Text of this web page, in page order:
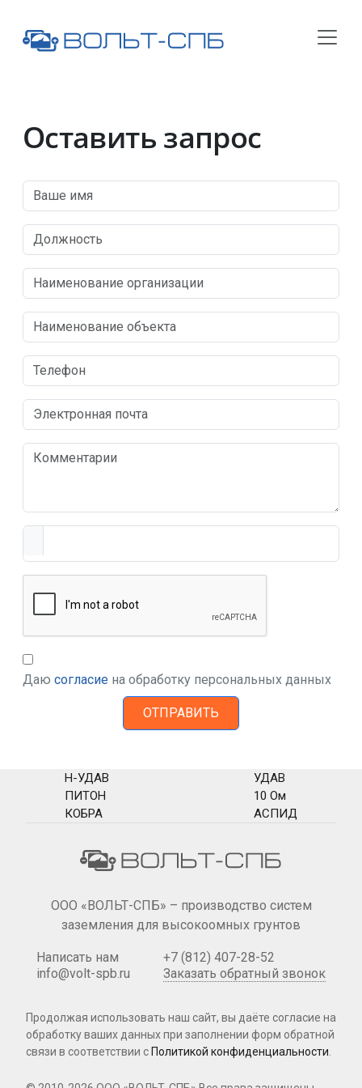
Оставить запрос
Даю согласие на обработку персональных данных
ОТПРАВИТЬ
Н-УДАВ
ПИТОН
КОБРА
УДАВ
10 Ом
АСПИД
ООО «ВОЛЬТ-СПБ» – производство систем
заземления для высокоомных грунтов
Написать нам
info@volt-spb.ru
+7 (812) 407-28-52
Заказать обратный звонок
Продолжая использовать наш сайт, вы даёте согласие на
обработку ваших данных при заполнении форм обратной
связи в соответствии с Политикой конфиденциальности.